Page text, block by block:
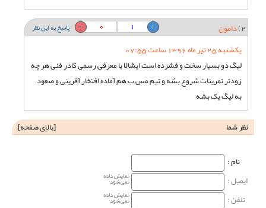
2) دامون پاسخ به این نظر 0
1
یکشنبه 25 تیر ماه 1396 ساعت 07:55
لیگ دو بسیار سخت و فشرده است ایشالا با معرفی رسمی کادر فنی هر چه
زودتر تمرینات شروع بشه و تیم مس ب هم آماده افتخار آفرینی و صعود
به لیگ یک بشه
نظر شما
[بالای صفحه]
نام‌ :
ایمیل :
نمایش داده
نمی‌شود
تلفن : نمایش داده
نمی‌شود